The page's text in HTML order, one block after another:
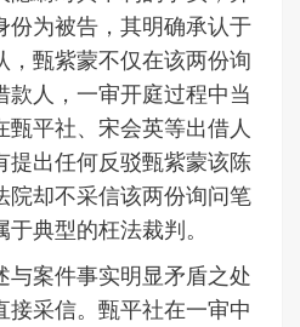
份为被告，其明确承认于
，甄紫蒙不仅在该两份询
款人，一审开庭过程中当
甄平社、宋会英等出借人
提出任何反驳甄紫蒙该陈
院却不采信该两份询问笔
典型的枉法裁判。
与案件事实明显矛盾之处
接采信。甄平社在一审中